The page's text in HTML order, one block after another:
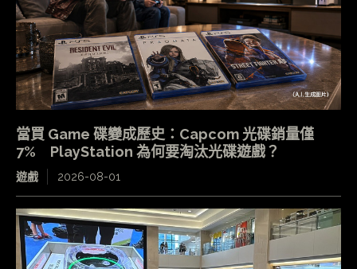
當買 Game 碟變成歷史：Capcom 光碟銷量僅
7% PlayStation 為何要淘汰光碟遊戲？
遊戲 2026-08-01